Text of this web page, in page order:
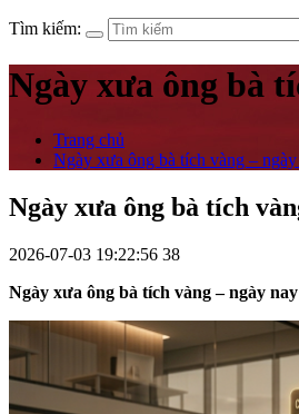
Tìm kiếm:
Ngày xưa ông bà
Trang chủ
Ngày xưa ông bà tích vàng –
Ngày xưa ông bà tích
2026-07-03 19:22:56 38
Ngày xưa ông bà tích vàng – ngày